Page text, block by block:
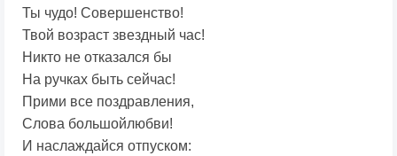
Ты чудо! Совершенство!
Твой возраст звездный час!
Никто не отказался бы
На ручках быть сейчас!
Прими все поздравления,
Слова большойлюбви!
И наслаждайся отпуском: